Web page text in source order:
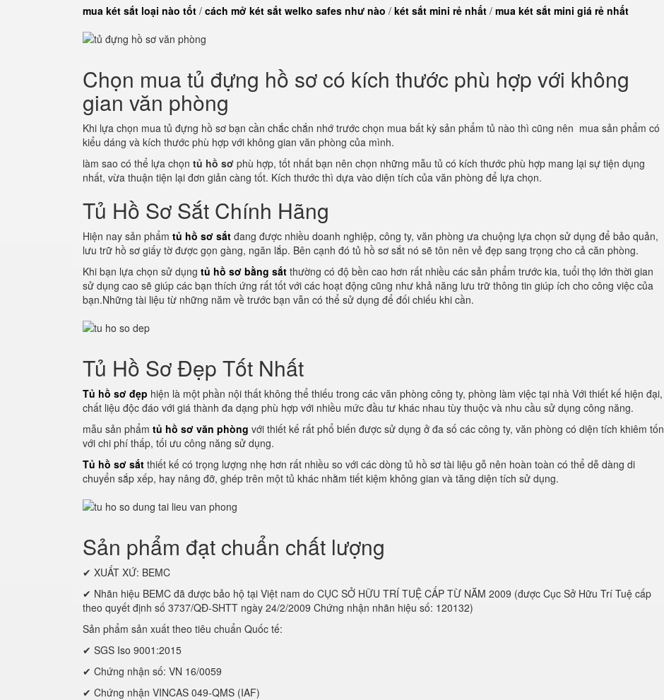
mua két sắt loại nào tốt / cách mở két sắt welko safes như nào / két sắt mini rẻ nhất / mua két sắt mini giá rẻ nhất
Chọn mua tủ đựng hồ sơ có kích thước phù hợp với không
gian văn phòng
Khi lựa chọn mua tủ đựng hồ sơ bạn cần chắc chắn nhớ trước chọn mua bất kỳ sản phẩm tủ nào thì cũng nên mua sản phẩm có
kiểu dáng và kích thước phù hợp với không gian văn phòng của mình.
làm sao có thể lựa chọn tủ hồ sơ phù hợp, tốt nhất bạn nên chọn những mẫu tủ có kích thước phù hợp mang lại sự tiện dụng
nhất, vừa thuận tiện lại đơn giản càng tốt. Kích thước thì dựa vào diện tích của văn phòng để lựa chọn.
Tủ Hồ Sơ Sắt Chính Hãng
Hiện nay sản phẩm tủ hồ sơ sắt đang được nhiều doanh nghiệp, công ty, văn phòng ưa chuộng lựa chọn sử dụng để bảo quản,
lưu trữ hồ sơ giấy tờ được gọn gàng, ngăn lắp. Bên cạnh đó tủ hồ sơ sắt nó sẽ tôn nên vẻ đẹp sang trọng cho cả căn phòng.
Khi bạn lựa chọn sử dụng tủ hồ sơ bằng sắt thường có độ bền cao hơn rất nhiều các sản phẩm trước kia, tuổi thọ lớn thời gian
sử dụng cao sẽ giúp các bạn thích ứng rất tốt với các hoạt động cũng như khả năng lưu trữ thông tin giúp ích cho công việc của
bạn.Những tài liệu từ những năm về trước bạn vẫn có thể sử dụng để đối chiếu khi cần.
Tủ Hồ Sơ Đẹp Tốt Nhất
Tủ hồ sơ đẹp hiện là một phần nội thất không thể thiếu trong các văn phòng công ty, phòng làm việc tại nhà Với thiết kế hiện đại,
chất liệu độc đáo với giá thành đa dạng phù hợp với nhiều mức đầu tư khác nhau tùy thuộc và nhu cầu sử dụng công năng.
mẫu sản phẩm tủ hồ sơ văn phòng với thiết kế rất phổ biến được sử dụng ở đa số các công ty, văn phòng có diện tích khiêm tốn
với chi phí thấp, tối ưu công năng sử dụng.
Tủ hồ sơ sắt thiết kế có trọng lượng nhẹ hơn rất nhiều so với các dòng tủ hồ sơ tài liệu gỗ nên hoàn toàn có thể dễ dàng di
chuyển sắp xếp, hay nâng đỡ, ghép trên một tủ khác nhằm tiết kiệm không gian và tăng diện tích sử dụng.
Sản phẩm đạt chuẩn chất lượng
✔ XUẤT XỨ: BEMC
✔ Nhãn hiệu BEMC đã được bảo hộ tại Việt nam do CỤC SỞ HỮU TRÍ TUỆ CẤP TỪ NĂM 2009 (được Cục Sở Hữu Trí Tuệ cấp
theo quyết định số 3737/QĐ-SHTT ngày 24/2/2009 Chứng nhận nhãn hiệu số: 120132)
Sản phẩm sản xuất theo tiêu chuẩn Quốc tế:
✔ SGS Iso 9001:2015
✔ Chứng nhận số: VN 16/0059
✔ Chứng nhận VINCAS 049-QMS (IAF)